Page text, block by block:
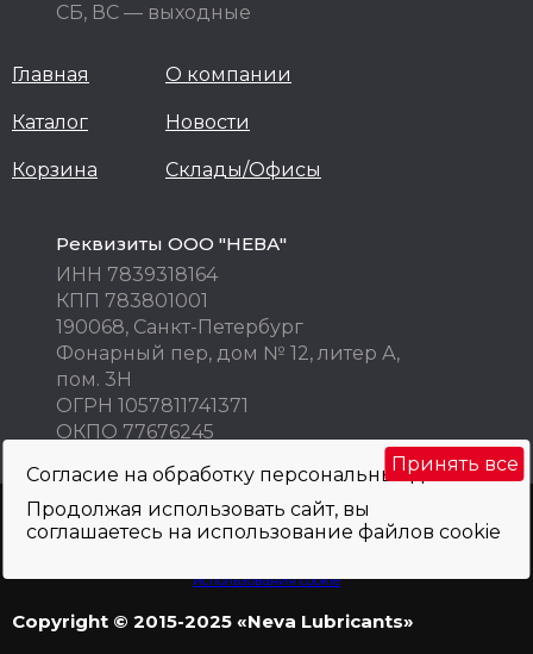
Согласие на обработку персональных данных
Продолжая использовать сайт, вы
соглашаетесь на использование файлов cookie
Принять все
СБ, ВС — выходные
Главная
Каталог
Корзина
О компании
Новости
Склады/Офисы
Реквизиты ООО "НЕВА"
ИНН 7839318164
КПП 783801001
190068, Санкт-Петербург
Фонарный пер, дом № 12, литер А,
пом. 3Н
ОГРН 1057811741371
ОКПО 77676245
Внимание! Цены указаны исключительно в информационных целях! Не
являются публичной офертой и не могут быть использованы как
коммерческое предложение. Просьба уточнять по телефону, e-mail, при
использования cookie
Copyright © 2015-2025 «Neva Lubricants»